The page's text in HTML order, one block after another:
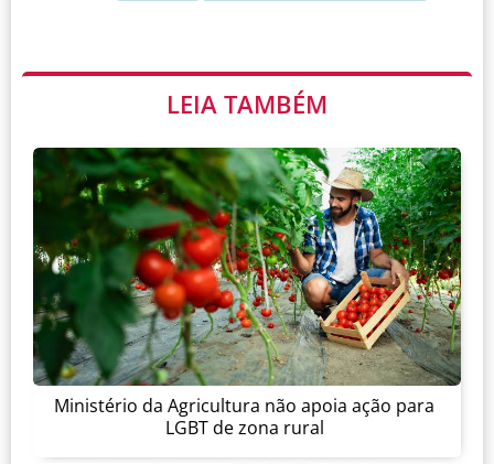
LEIA TAMBÉM
Ministério da Agricultura não apoia ação para
LGBT de zona rural